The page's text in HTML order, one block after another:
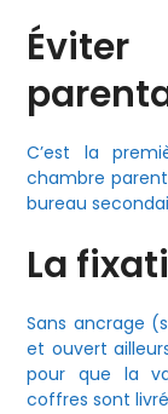
C’est la
chambre
bureau
La
Sans ancrage
et ouvert
pour que la
coffres sont